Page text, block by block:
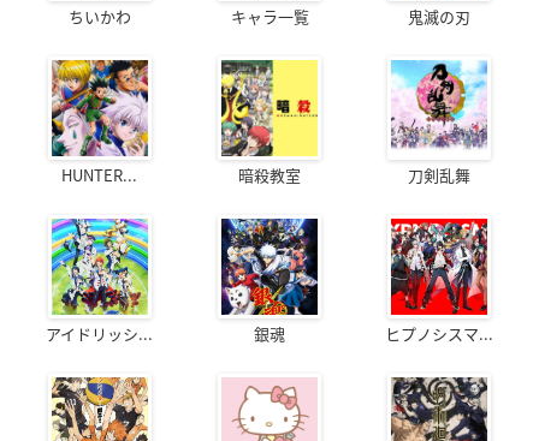
ちいかわ キャラ一覧 鬼滅の刃
HUNTER... 暗殺教室 刀剣乱舞
アイドリッシ... 銀魂 ヒプノシスマ...